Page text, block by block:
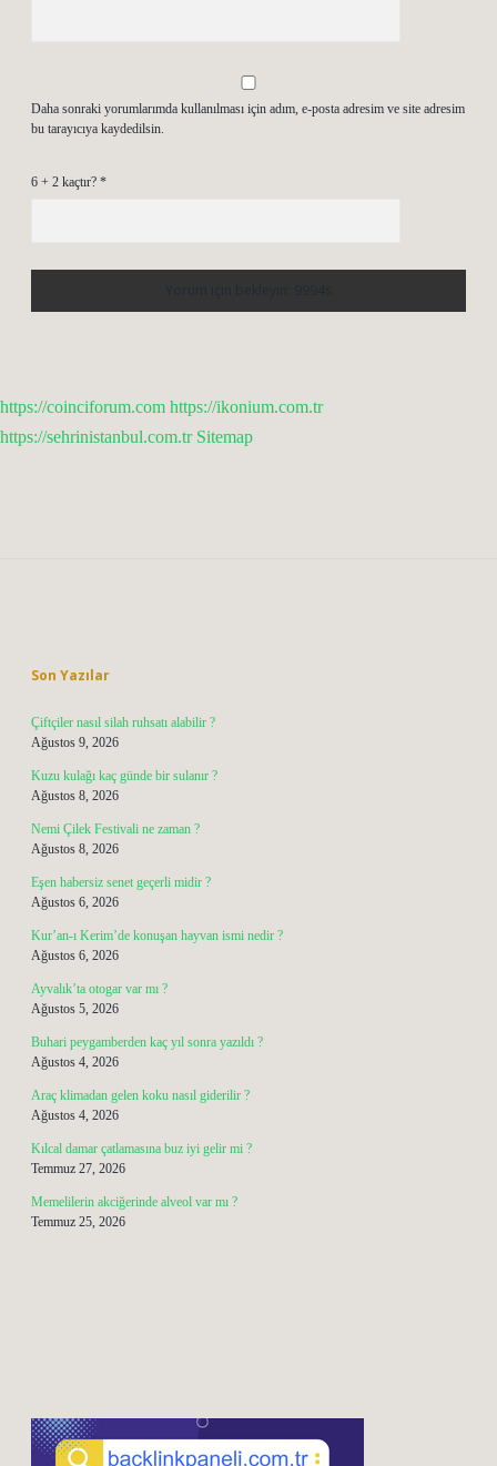
Daha sonraki yorumlarımda kullanılması için adım, e-posta adresim ve site adresim
bu tarayıcıya kaydedilsin.
6 + 2 kaçtır? *
https://coinciforum.com https://ikonium.com.tr
https://sehrinistanbul.com.tr Sitemap
Son Yazılar
Çiftçiler nasıl silah ruhsatı alabilir ?
Ağustos 9, 2026
Kuzu kulağı kaç günde bir sulanır ?
Ağustos 8, 2026
Nemi Çilek Festivali ne zaman ?
Ağustos 8, 2026
Eşen habersiz senet geçerli midir ?
Ağustos 6, 2026
Kur’an-ı Kerim’de konuşan hayvan ismi nedir ?
Ağustos 6, 2026
Ayvalık’ta otogar var mı ?
Ağustos 5, 2026
Buhari peygamberden kaç yıl sonra yazıldı ?
Ağustos 4, 2026
Araç klimadan gelen koku nasıl giderilir ?
Ağustos 4, 2026
Kılcal damar çatlamasına buz iyi gelir mi ?
Temmuz 27, 2026
Memelilerin akciğerinde alveol var mı ?
Temmuz 25, 2026